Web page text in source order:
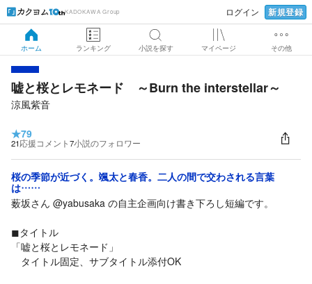
KADOKAWA Group ログイン 新規登録
ホーム ランキング 小説を探す マイページ その他
嘘と桜とレモネード ～Burn the interstellar～
涼風紫音
★79
21応援コメント7小説のフォロワー
桜の季節が近づく。颯太と春香。二人の間で交わされる言葉
は……
薮坂さん @yabusaka の自主企画向け書き下ろし短編です。
◼︎タイトル
「嘘と桜とレモネード」
タイトル固定、サブタイトル添付OK